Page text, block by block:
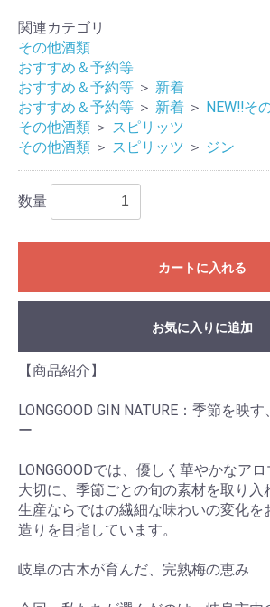
関連カテゴリ
その他酒類
おすすめ＆予約等
おすすめ＆予約等 ＞ 新着
おすすめ＆予約等 ＞ 新着 ＞ NEW‼そ
その他酒類 ＞ スピリッツ
その他酒類 ＞ スピリッツ ＞ ジン
数量
カートに入れる
お気に入りに追加
【商品紹介】
LONGGOOD GIN NATURE：季節を映
ー
LONGGOODでは、優しく華やかなア
大切に、季節ごとの旬の素材を取り入
生産ならではの繊細な味わいの変化を
造りを目指しています。
岐阜の古木が育んだ、完熟梅の恵み